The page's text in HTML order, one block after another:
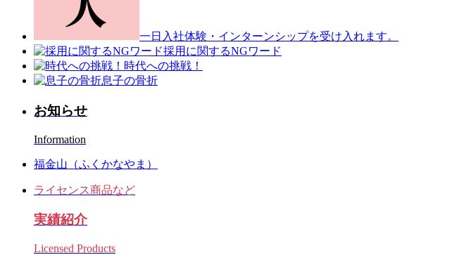
一日入社体験・インターンシップを受け入れます。
採用に関するNGワード
時代への挑戦！
息子の骨折
お知らせ
Information
福金山（ふくかなやま）
ライセンス商品など
実績紹介
Licensed Products